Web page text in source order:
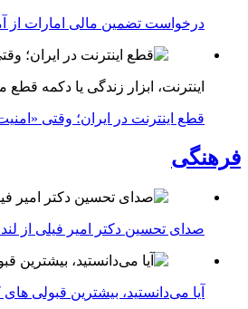
درخواست تضمین مالی امارات از
اینترنت، ابزار زندگی یا دکمه
قطع اینترنت در ایران؛ وقتی
فرهنگی
صدای تحسین دکتر امیر فیلی از
آیا می‌دانستید، بیشترین قبولی